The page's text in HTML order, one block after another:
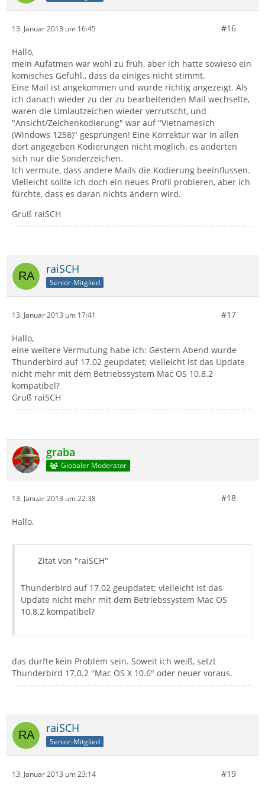
13. Januar 2013 um 16:45 #16
Hallo,
mein Aufatmen war wohl zu früh, aber ich hatte sowieso ein
komisches Gefühl., dass da einiges nicht stimmt.
Eine Mail ist angekommen und wurde richtig angezeigt. Als
ich danach wieder zu der zu bearbeitenden Mail wechselte,
waren die Umlautzeichen wieder verrutscht, und
"Ansicht/Zeichenkodierung" war auf "Vietnamesich
(Windows 1258)" gesprungen! Eine Korrektur war in allen
dort angegeben Kodierungen nicht möglich, es änderten
sich nur die Sonderzeichen.
Ich vermute, dass andere Mails die Kodierung beeinflussen.
Vielleicht sollte ich doch ein neues Profil probieren, aber ich
fürchte, dass es daran nichts ändern wird.
Gruß raiSCH
raiSCH
Senior-Mitglied
13. Januar 2013 um 17:41 #17
Hallo,
eine weitere Vermutung habe ich: Gestern Abend wurde
Thunderbird auf 17.02 geupdatet; vielleicht ist das Update
nicht mehr mit dem Betriebssystem Mac OS 10.8.2
kompatibel?
Gruß raiSCH
graba
Globaler Moderator
13. Januar 2013 um 22:38 #18
Hallo,
Zitat von "raiSCH"
Thunderbird auf 17.02 geupdatet; vielleicht ist das
Update nicht mehr mit dem Betriebssystem Mac OS
10.8.2 kompatibel?
das dürfte kein Problem sein. Soweit ich weiß, setzt
Thunderbird 17.0.2 "Mac OS X 10.6" oder neuer voraus.
raiSCH
Senior-Mitglied
13. Januar 2013 um 23:14 #19